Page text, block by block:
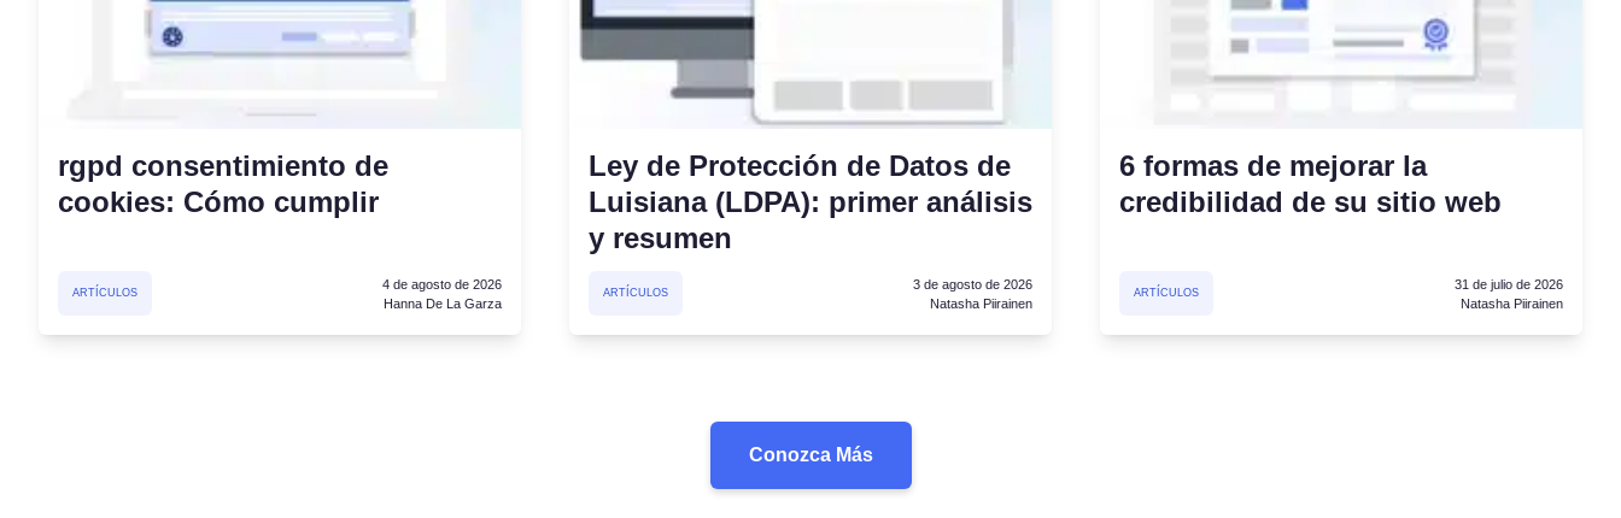
rgpd consentimiento de
cookies: Cómo cumplir
ARTÍCULOS
4 de agosto de 2026
Hanna De La Garza
Ley de Protección de Datos de
Luisiana (LDPA): primer análisis
y resumen
ARTÍCULOS
3 de agosto de 2026
Natasha Piirainen
6 formas de mejorar la
credibilidad de su sitio web
ARTÍCULOS
31 de julio de 2026
Natasha Piirainen
Conozca Más